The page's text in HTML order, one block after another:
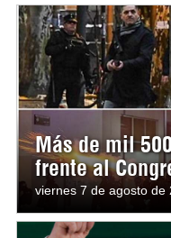
Más de mil
frente al
viernes 7 de agosto de